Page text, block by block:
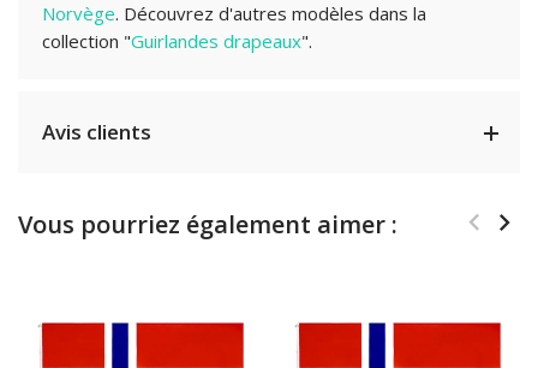
Norvège. Découvrez d'autres modèles dans la
collection "Guirlandes drapeaux".
Avis clients
Vous pourriez également aimer :